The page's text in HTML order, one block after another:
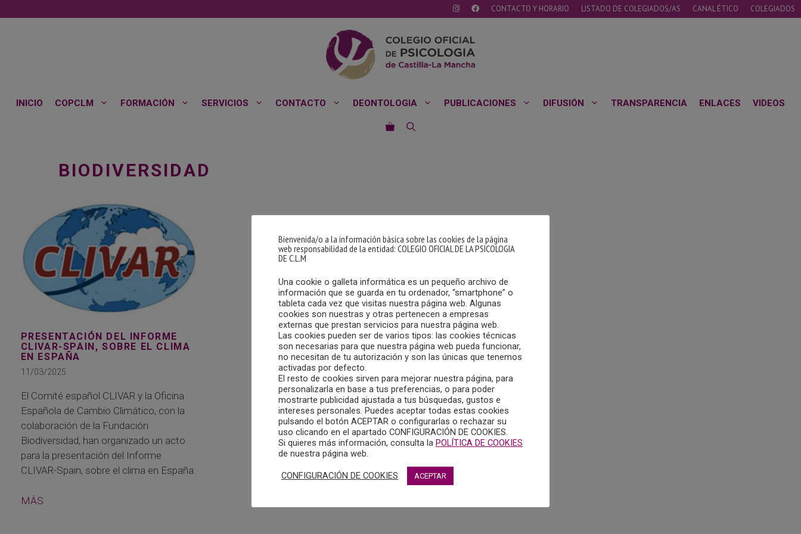
al
CONTACTO Y HORARIO LISTADO DE COLEGIADOS/AS CANAL ÉTICO COLEGIADOS
INICIO COPCLM FORMACIÓN SERVICIOS CONTACTO DEONTOLOGIA PUBLICACIONES DIFUSIÓN TRANSPARENCIA ENLACES VIDEOS
BIODIVERSIDAD
PRESENTACIÓN DEL INFORME
CLIVAR-SPAIN, SOBRE EL CLIMA
EN ESPAÑA
11/03/2025
El Comité español CLIVAR y la Oficina
Española de Cambio Climático, con la
colaboración de la Fundación
Biodiversidad, han organizado un acto
para la presentación del Informe
CLIVAR-Spain, sobre el clima en España.
MÁS
Bienvenida/o a la información básica sobre las cookies de la página
web responsabilidad de la entidad: COLEGIO OFICIAL DE LA PSICOLOGIA
DE C.L.M
Una cookie o galleta informática es un pequeño archivo de
información que se guarda en tu ordenador, “smartphone” o
tableta cada vez que visitas nuestra página web. Algunas
cookies son nuestras y otras pertenecen a empresas
externas que prestan servicios para nuestra página web.
Las cookies pueden ser de varios tipos: las cookies técnicas
son necesarias para que nuestra página web pueda funcionar,
no necesitan de tu autorización y son las únicas que tenemos
activadas por defecto.
El resto de cookies sirven para mejorar nuestra página, para
personalizarla en base a tus preferencias, o para poder
mostrarte publicidad ajustada a tus búsquedas, gustos e
intereses personales. Puedes aceptar todas estas cookies
pulsando el botón ACEPTAR o configurarlas o rechazar su
uso clicando en el apartado CONFIGURACIÓN DE COOKIES.
Si quieres más información, consulta la POLÍTICA DE COOKIES
de nuestra página web.
CONFIGURACIÓN DE COOKIES ACEPTAR